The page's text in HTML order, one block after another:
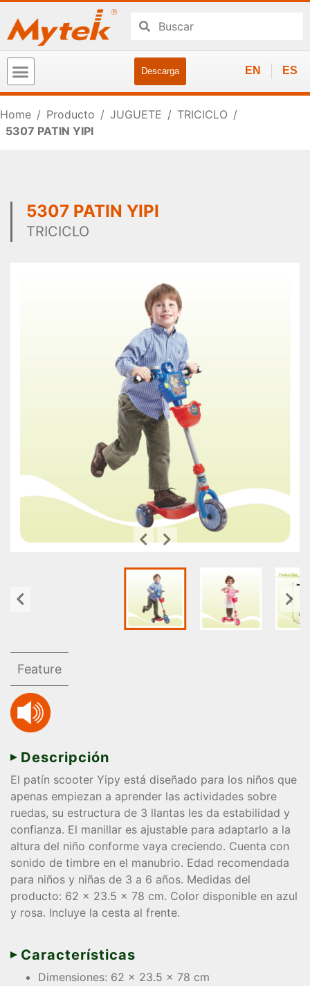
Descarga EN ES
Home / Producto / JUGUETE / TRICICLO /
5307 PATIN YIPI
5307 PATIN YIPI
TRICICLO
Feature
Descripción
El patín scooter Yipy está diseñado para los niños que
apenas empiezan a aprender las actividades sobre
ruedas, su estructura de 3 llantas les da estabilidad y
confianza. El manillar es ajustable para adaptarlo a la
altura del niño conforme vaya creciendo. Cuenta con
sonido de timbre en el manubrio. Edad recomendada
para niños y niñas de 3 a 6 años. Medidas del
producto: 62 x 23.5 x 78 cm. Color disponible en azul
y rosa. Incluye la cesta al frente.
Características
Dimensiones: 62 x 23.5 x 78 cm